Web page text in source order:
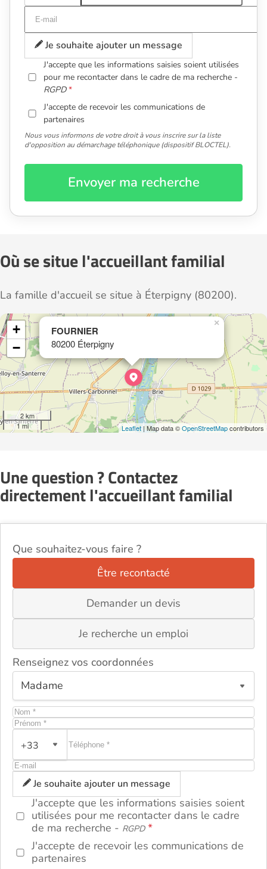
Je souhaite ajouter un message
J'accepte que les informations saisies soient utilisées
pour me recontacter dans le cadre de ma recherche -
RGPD
J'accepte de recevoir les communications de
partenaires
Nous vous informons de votre droit à vous inscrire sur la liste
d'opposition au démarchage téléphonique (dispositif BLOCTEL).
Envoyer ma recherche
Où se situe l'accueillant familial
La famille d'accueil se situe à Éterpigny (80200).
FOURNIER
80200 Éterpigny
×
+
−
2 km
1 mi
Leaflet | Map data ©OpenStreetMapcontributors
Une question ? Contactez
directement l'accueillant familial
Que souhaitez-vous faire ?
Être recontacté
Demander un devis
Je recherche un emploi
Renseignez vos coordonnées
+33
Je souhaite ajouter un message
J'accepte que les informations saisies soient
utilisées pour me recontacter dans le cadre
de ma recherche - RGPD
J'accepte de recevoir les communications de
partenaires
ou